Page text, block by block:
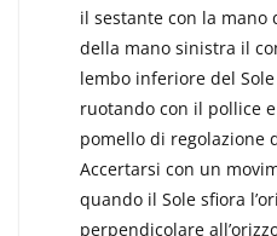
il se­stante con la mano
della mano sinistra il
lembo inferiore del
ruotando con il pollice
pomello di regolazione
Accertarsi con un
quando il Sole sfiora
perpendi­colare